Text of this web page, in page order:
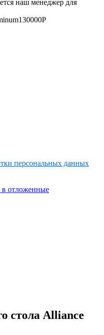
наш менеджер для
130000Р
персональных данных
в отложенные
стола Alliance